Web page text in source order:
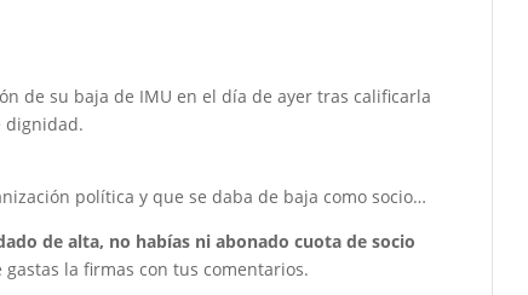
de su baja de IMU en el día de ayer tras calificarla
dignidad.
política y que se daba de baja como socio…
de alta, no habías ni abonado cuota de socio
la firmas con tus comentarios.